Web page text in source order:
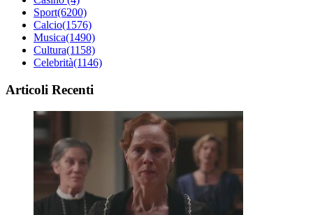
Sport(6200)
Calcio(1576)
Musica(1490)
Cultura(1158)
Celebrità(1146)
Articoli Recenti